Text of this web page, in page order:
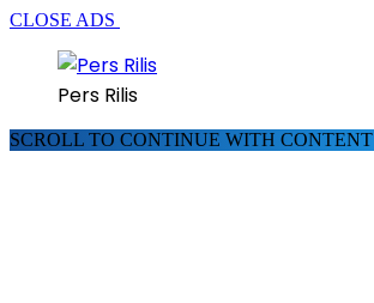
CLOSE ADS
Pers Rilis
SCROLL TO CONTINUE WITH CONTENT